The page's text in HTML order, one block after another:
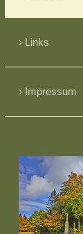
Links
Impressum